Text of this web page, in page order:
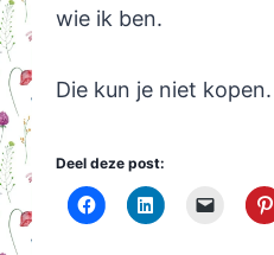
wie ik ben.
Die kun je niet kopen.
Deel deze post: